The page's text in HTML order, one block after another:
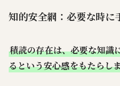
知的安全網：必要な時に
積読の存在は、必要な知識
るという安心感をもたらし